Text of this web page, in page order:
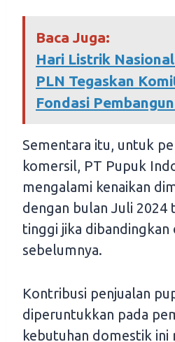
Baca Juga:
Hari Listrik
PLN Tegaskan
Fondasi
Sementara itu, untuk
komersil, PT Pupuk
mengalami kenaikan
dengan bulan Juli 2024
tinggi jika dibandingkan
sebelumnya.
Kontribusi penjualan
diperuntukkan pada
kebutuhan domestik ini